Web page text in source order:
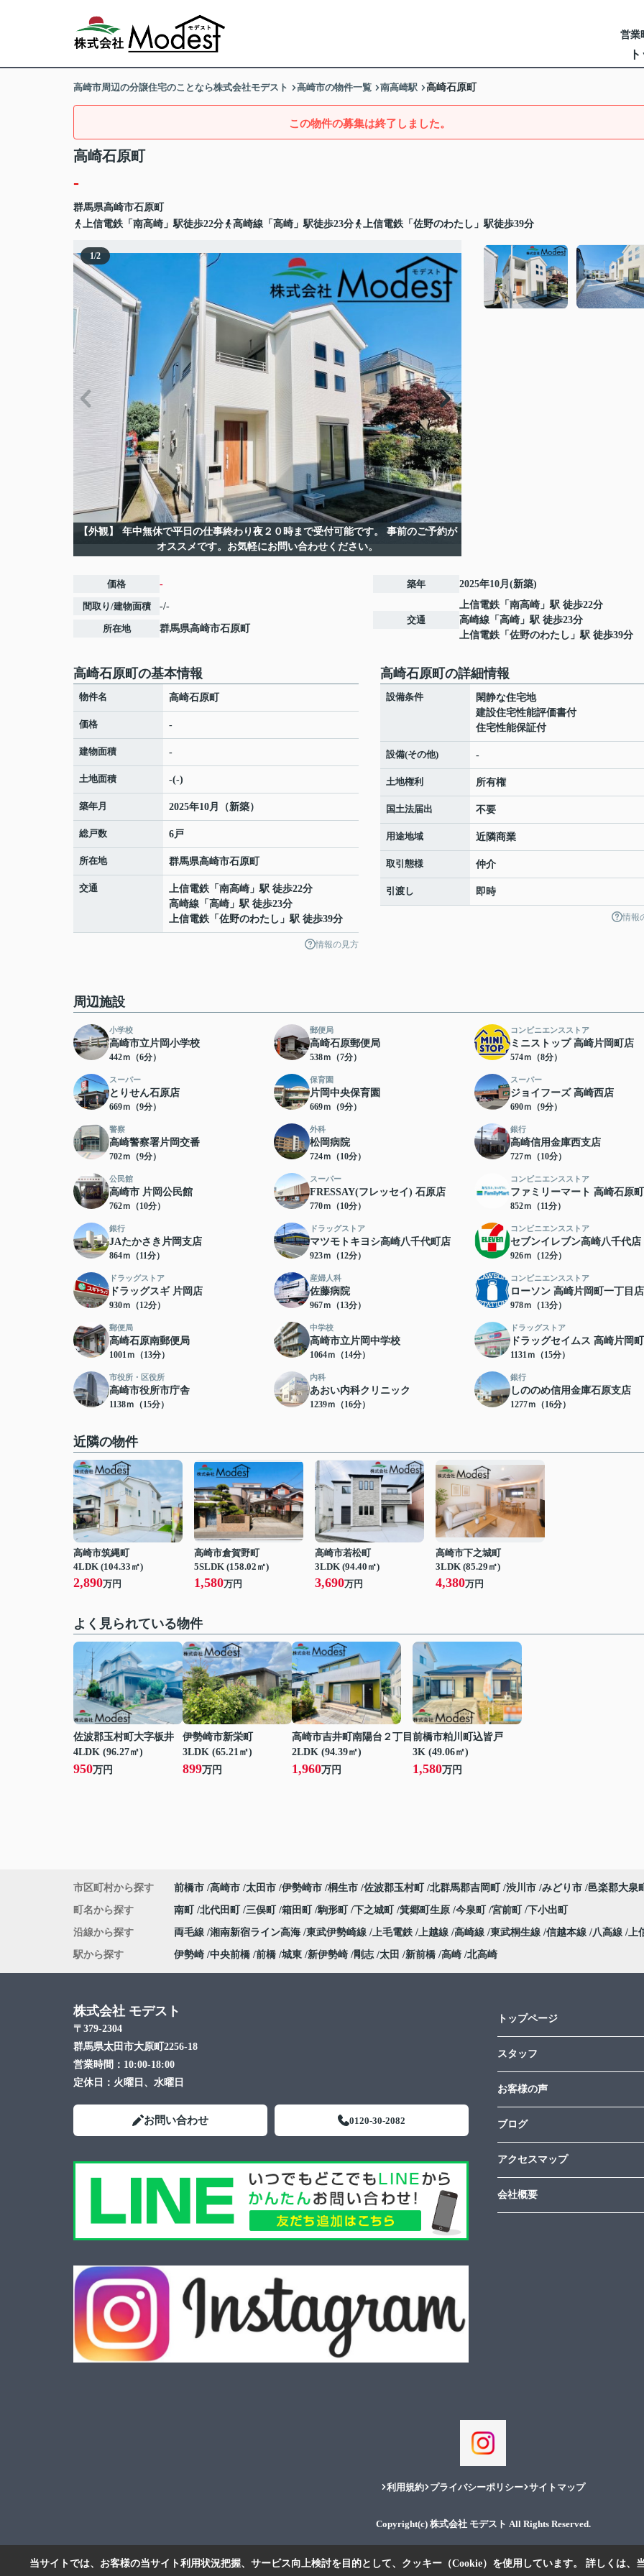
営業
高崎市周辺の分譲住宅のことなら株式会社モデスト 高崎市の物件一覧 南高崎駅 高崎石原町
この物件の募集は終了しました。
高崎石原町
-
群馬県高崎市石原町
上信電鉄「南高崎」駅徒歩22分
高崎線「高崎」駅徒歩23分 上信電鉄「佐野のわたし」駅徒歩39分
1/2
【外観】
年中無休で平日の仕事終わり夜２０時まで受付可能です。 事前のご予約が
オススメです。お気軽にお問い合わせください。
価格 -
間取り/建物面積 -/-
所在地 群馬県高崎市石原町
築年 2025年10月(新築)
交通
上信電鉄 「 南高崎 」駅 徒歩22分
高崎線 「 高崎 」駅 徒歩23分
上信電鉄 「 佐野のわたし 」駅 徒歩39分
高崎石原町の基本情報
物件名 高崎石原町
価格 -
建物面積 -
土地面積 -(-)
築年月 2025年10月（新築）
総戸数 6戸
所在地 群馬県高崎市石原町
交通 上信電鉄 「 南高崎 」駅 徒歩22分
高崎線 「 高崎 」駅 徒歩23分
上信電鉄 「 佐野のわたし 」駅 徒歩39分
情報の見方
高崎石原町の詳細情報
設備条件
閑静な住宅地
建設住宅性能評価書付
住宅性能保証付
設備(その他) -
土地権利 所有権
国土法届出 不要
用途地域 近隣商業
取引態様 仲介
引渡し 即時
情報
周辺施設
小学校
高崎市立片岡小学校
442ｍ（6分）
郵便局
高崎石原郵便局
538ｍ（7分）
コンビニエンスストア
ミニストップ 高崎片岡町店
574ｍ（8分）
スーパー
とりせん石原店
669ｍ（9分）
保育園
片岡中央保育園
669ｍ（9分）
スーパー
ジョイフーズ 高崎西店
690ｍ（9分）
警察
高崎警察署片岡交番
702ｍ（9分）
外科
松岡病院
724ｍ（10分）
銀行
高崎信用金庫西支店
727ｍ（10分）
公民館
高崎市 片岡公民館
762ｍ（10分）
スーパー
FRESSAY(フレッセイ) 石原店
770ｍ（10分）
コンビニエンスストア
ファミリーマート 高崎石原
852ｍ（11分）
銀行
JAたかさき片岡支店
864ｍ（11分）
ドラッグストア
マツモトキヨシ高崎八千代町店
923ｍ（12分）
コンビニエンスストア
セブンイレブン高崎八千代店
926ｍ（12分）
ドラッグストア
ドラッグスギ 片岡店
930ｍ（12分）
産婦人科
佐藤病院
967ｍ（13分）
コンビニエンスストア
ローソン 高崎片岡町一丁目店
978ｍ（13分）
郵便局
高崎石原南郵便局
1001ｍ（13分）
中学校
高崎市立片岡中学校
1064ｍ（14分）
ドラッグストア
ドラッグセイムス 高崎片岡
1131ｍ（15分）
市役所・区役所
高崎市役所市庁舎
1138ｍ（15分）
内科
あおい内科クリニック
1239ｍ（16分）
銀行
しののめ信用金庫石原支店
1277ｍ（16分）
近隣の物件
高崎市筑縄町
4LDK (104.33㎡)
2,890万円
高崎市倉賀野町
5SLDK (158.02㎡)
1,580万円
高崎市若松町
3LDK (94.40㎡)
3,690万円
高崎市下之城町
3LDK (85.29㎡)
4,380万円
よく見られている物件
佐波郡玉村町大字板井
4LDK (96.27㎡)
950万円
伊勢崎市新栄町
3LDK (65.21㎡)
899万円
高崎市吉井町南陽台２丁目
2LDK (94.39㎡)
1,960万円
前橋市粕川町込皆戸
3K (49.06㎡)
1,580万円
市区町村から探す 前橋市 高崎市 太田市 伊勢崎市 桐生市 佐波郡玉村町 北群馬郡吉岡町 渋川市 みどり市 邑楽郡大泉
町名から探す 南町 北代田町 三俣町 箱田町 駒形町 下之城町 箕郷町生原 今泉町 宮前町 下小出町
沿線から探す 両毛線 湘南新宿ライン高海 東武伊勢崎線 上毛電鉄 上越線 高崎線 東武桐生線 信越本線 八高線 上
駅から探す 伊勢崎 中央前橋 前橋 城東 新伊勢崎 剛志 太田 新前橋 高崎 北高崎
株式会社 モデスト
〒379-2304
群馬県太田市大原町2256-18
営業時間： 10:00-18:00
定休日： 火曜日、水曜日
お問い合わせ 0120-30-2082
トップページ
スタッフ
お客様の声
ブログ
アクセスマップ
会社概要
利用規約 プライバシーポリシー サイトマップ
Copyright(c) 株式会社 モデスト All Rights Reserved.
当サイトでは、お客様の当サイト利用状況把握、サービス向上検討を目的として、クッキー（Cookie）を使用しています。 詳しくは、